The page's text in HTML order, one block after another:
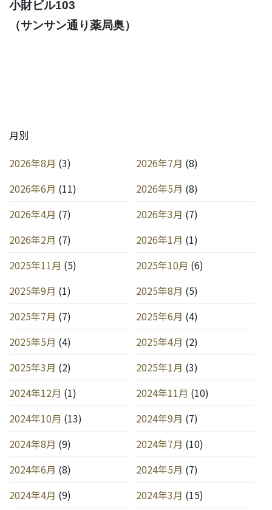
小財ビル103
（サンサン通り薬局奥）
月別
2026年8月 (3) 2026年7月 (8)
2026年6月 (11) 2026年5月 (8)
2026年4月 (7) 2026年3月 (7)
2026年2月 (7) 2026年1月 (1)
2025年11月 (5) 2025年10月 (6)
2025年9月 (1) 2025年8月 (5)
2025年7月 (7) 2025年6月 (4)
2025年5月 (4) 2025年4月 (2)
2025年3月 (2) 2025年1月 (3)
2024年12月 (1) 2024年11月 (10)
2024年10月 (13) 2024年9月 (7)
2024年8月 (9) 2024年7月 (10)
2024年6月 (8) 2024年5月 (7)
2024年4月 (9) 2024年3月 (15)